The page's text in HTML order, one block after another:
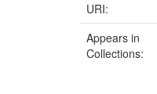
URI:
Appears in
Collections: